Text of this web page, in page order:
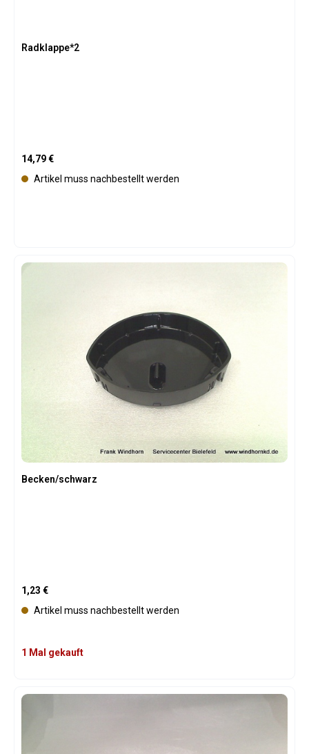
Radklappe*2
Regulärer Preis:
14,79 €
Artikel muss nachbestellt werden
Becken/schwarz
Regulärer Preis:
1,23 €
Artikel muss nachbestellt werden
1 Mal gekauft